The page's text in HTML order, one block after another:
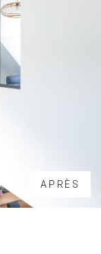
APRÈS